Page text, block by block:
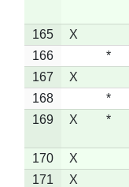
165 X
166
*
167
X
168
*
169
X *
170 X
171
X